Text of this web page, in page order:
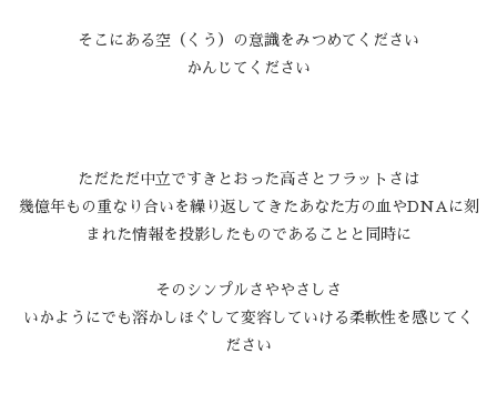
そこにある空（くう）の意識をみつめてください
かんじてください
ただただ中立ですきとおった高さとフラットさは
幾億年もの重なり合いを繰り返してきたあなた方の血やDNAに刻
まれた情報を投影したものであることと同時に
そのシンプルさややさしさ
いかようにでも溶かしほぐして変容していける柔軟性を感じてく
ださい